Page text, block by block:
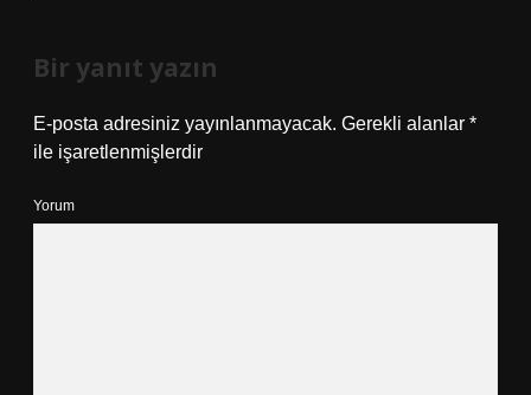
Bir yanıt yazın
E-posta adresiniz yayınlanmayacak. Gerekli alanlar *
ile işaretlenmişlerdir
Yorum